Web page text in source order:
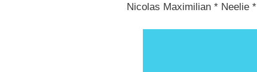
Nicolas Maximilian * Neelie *